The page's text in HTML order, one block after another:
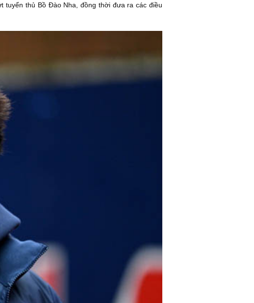
tuyển thủ Bồ Đào Nha, đồng thời đưa ra các điều